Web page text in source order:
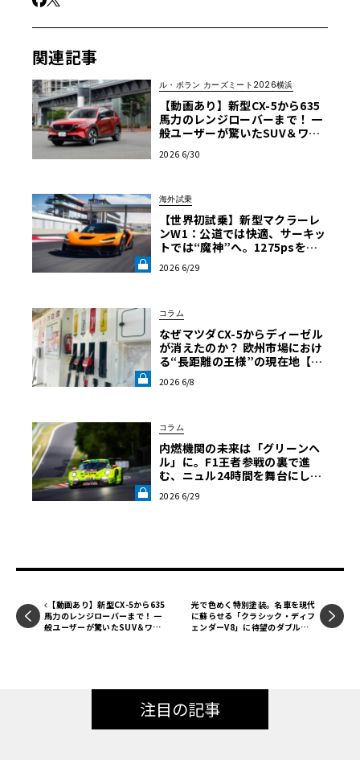
関連記事
ル・ボラン カーズミート2026横浜
【動画あり】新型CX-5から635
馬力のレンジローバーまで！ 一
般ユーザーが驚いたSUV＆ワゴ
ーズミート2026横浜】
2026 6/30
海外試乗
【世界初試乗】新型マクラーレ
ンW1：公道では快適、サーキッ
トでは“魔神”へ。1275psを後
《LE VOLANT LAB》
2026 6/29
コラム
なぜマツダCX-5からディーゼル
が消えたのか？ 欧州市場におけ
る“長距離の王様”の現在地【木
AB》
2026 6/8
コラム
内燃機関の未来は「グリーンヘ
ル」に。F1王者参戦の裏で進
む、ニュル24時間を舞台にした
大地の車輪革命】第5回《LE VO
2026 6/29
【動画あり】新型CX-5から635
馬力のレンジローバーまで！ 一
般ユーザーが驚いたSUV＆ワゴ
光で色めく特別塗装。名車を現代
に蘇らせる「クラシック・ディフ
ェンダーV8」に待望のダブルキ
注目の記事